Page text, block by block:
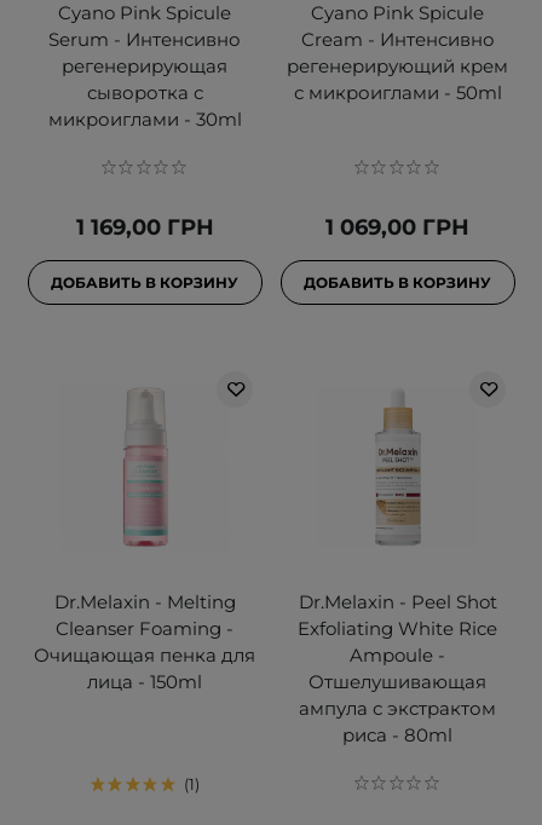
Cyano Pink Spicule
Serum - Интенсивно
регенерирующая
сыворотка с
микроиглами - 30ml
1 169,00 ГРН
ДОБАВИТЬ В КОРЗИНУ
Cyano Pink Spicule
Cream - Интенсивно
регенерирующий крем
с микроиглами - 50ml
1 069,00 ГРН
ДОБАВИТЬ В КОРЗИНУ
Dr.Melaxin - Melting
Cleanser Foaming -
Очищающая пенка для
лица - 150ml
1
Dr.Melaxin - Peel Shot
Exfoliating White Rice
Ampoule -
Отшелушивающая
ампула с экстрактом
риса - 80ml